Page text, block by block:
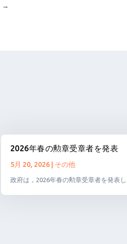
→
2026年春の勲章受章者を発表
5月 20, 2026| その他
政府は，2026年春の勲章受章者を発表し